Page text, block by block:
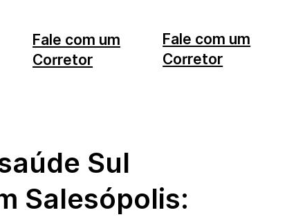
Fale com um
Corretor
Fale com um
Corretor
Sul
Salesópolis: